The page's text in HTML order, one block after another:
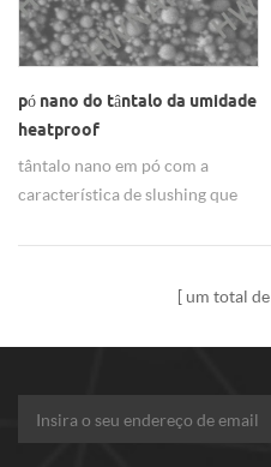
pó nano do tântalo da umidade
heatproof
tântalo nano em pó com a
característica de slushing que
indústrias químicas.
um total de